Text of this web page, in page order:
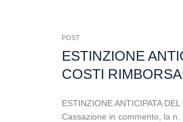
POST
ESTINZIONE
COSTI
ESTINZIONE ANTICIPATA
Cassazione in commento, la